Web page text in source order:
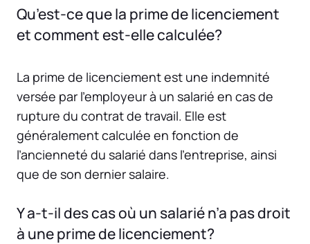
Qu’est-ce que la prime de licenciement
et comment est-elle calculée?
La prime de licenciement est une indemnité
versée par l’employeur à un salarié en cas de
rupture du contrat de travail. Elle est
généralement calculée en fonction de
l’ancienneté du salarié dans l’entreprise, ainsi
que de son dernier salaire.
Y a-t-il des cas où un salarié n’a pas droit
à une prime de licenciement?